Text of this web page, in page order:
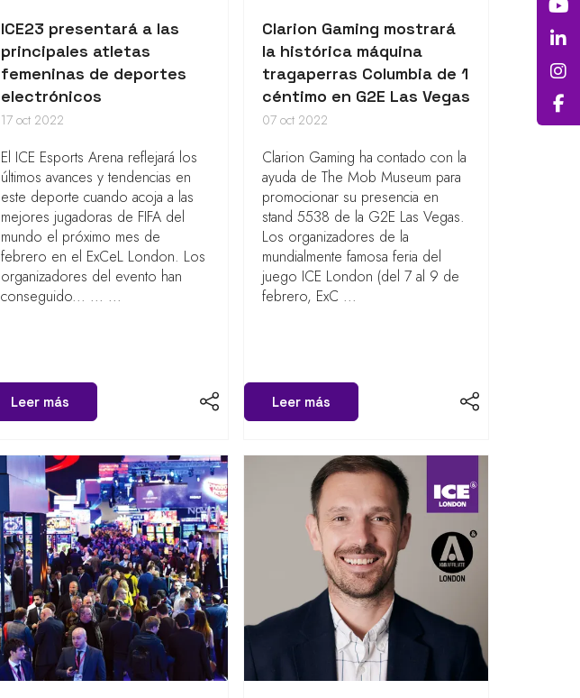
ICE23 presentará a las
principales atletas
femeninas de deportes
electrónicos
17 oct 2022
El ICE Esports Arena reflejará los
últimos avances y tendencias en
este deporte cuando acoja a las
mejores jugadoras de FIFA del
mundo el próximo mes de
febrero en el ExCeL London. Los
organizadores del evento han
conseguido... ... ...
Leer más
Clarion Gaming mostrará
la histórica máquina
tragaperras Columbia de 1
céntimo en G2E Las Vegas
07 oct 2022
Clarion Gaming ha contado con la
ayuda de The Mob Museum para
promocionar su presencia en
stand 5538 de la G2E Las Vegas.
Los organizadores de la
mundialmente famosa feria del
juego ICE London (del 7 al 9 de
febrero, ExC ...
Leer más